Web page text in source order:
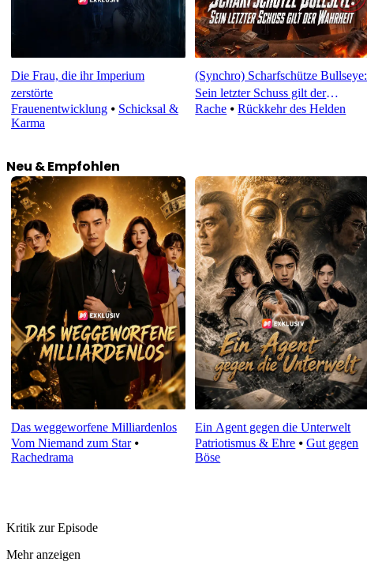
Die Frau, die ihr Imperium
zerstörte
Frauenentwicklung ⦁ Schicksal &
Karma
(Synchro) Scharfschütze Bullseye:
Sein letzter Schuss gilt der
Wahrheit
Rache ⦁Rückkehr des Helden
Neu & Empfohlen
Das weggeworfene Milliardenlos
Vom Niemand zum Star⦁
Rachedrama
Ein Agent gegen die Unterwelt
Patriotismus & Ehre ⦁Gut gegen
Böse
Kritik zur Episode
Mehr anzeigen